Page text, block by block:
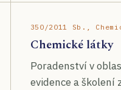
350/2011 Sb.,
Chemické látky
Poradenství v
evidence a školení